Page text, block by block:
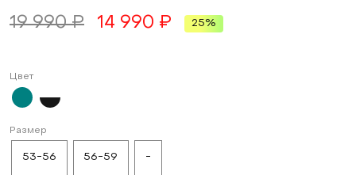
19 990 ₽ 14 990 ₽ 25%
Цвет
Размер
53-56 56-59 -